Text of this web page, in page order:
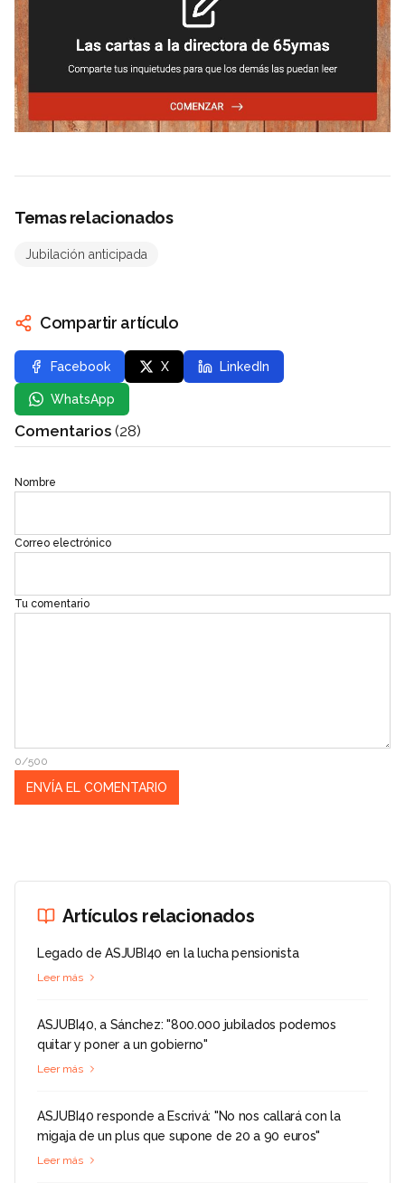
Temas relacionados
Jubilación anticipada
Compartir artículo
Facebook X LinkedIn
WhatsApp
Comentarios (28)
Nombre
Correo electrónico
Tu comentario
0/500
Artículos relacionados
Legado de ASJUBI40 en la lucha pensionista
Leer más
ASJUBI40, a Sánchez: "800.000 jubilados podemos
quitar y poner a un gobierno"
Leer más
ASJUBI40 responde a Escrivá: "No nos callará con la
migaja de un plus que supone de 20 a 90 euros"
Leer más